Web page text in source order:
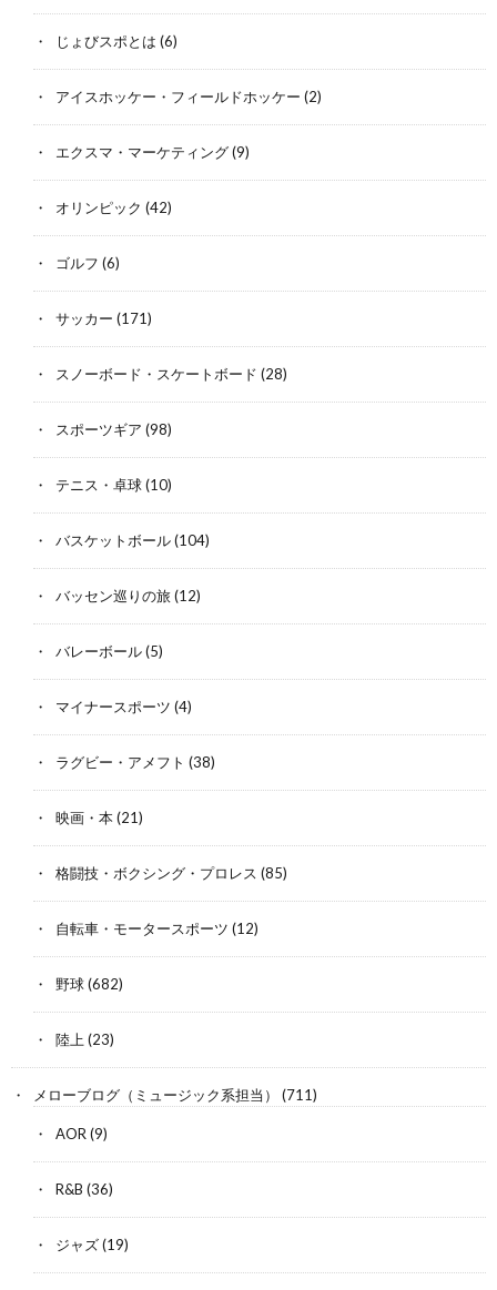
じょびスポとは (6)
アイスホッケー・フィールドホッケー (2)
エクスマ・マーケティング(9)
オリンピック (42)
ゴルフ (6)
サッカー (171)
スノーボード・スケートボード (28)
スポーツギア (98)
テニス・卓球(10)
バスケットボール(104)
バッセン巡りの旅(12)
バレーボール(5)
マイナースポーツ (4)
ラグビー・アメフト (38)
映画・本(21)
格闘技・ボクシング・プロレス (85)
自転車・モータースポーツ (12)
野球(682)
陸上 (23)
メローブログ（ミュージック系担当） (711)
AOR (9)
R&B (36)
ジャズ(19)